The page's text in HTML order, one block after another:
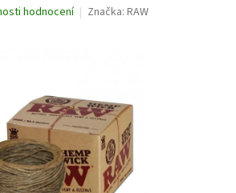
hodnocení Značka: RAW